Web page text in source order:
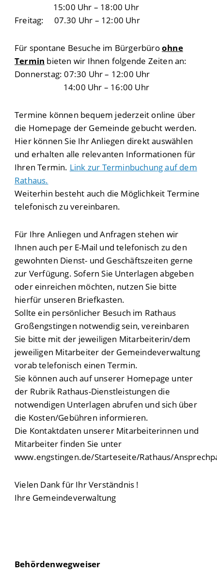
15:00 Uhr – 18:00 Uhr
Freitag: 07.30 Uhr – 12:00 Uhr
Für spontane Besuche im Bürgerbüroohne
Termin bieten wir Ihnen folgende Zeiten an:
Donnerstag: 07:30 Uhr – 12:00 Uhr
14:00 Uhr – 16:00 Uhr
Termine können bequem jederzeit online über
die Homepage der Gemeinde gebucht werden.
Hier können Sie Ihr Anliegen direkt auswählen
und erhalten alle relevanten Informationen für
Ihren Termin. Link zur Terminbuchung auf dem
Rathaus.
Weiterhin besteht auch die Möglichkeit Termine
telefonisch zu vereinbaren.
Für Ihre Anliegen und Anfragen stehen wir
Ihnen auch per E-Mail und telefonisch zu den
gewohnten Dienst- und Geschäftszeiten gerne
zur Verfügung. Sofern Sie Unterlagen abgeben
oder einreichen möchten, nutzen Sie bitte
hierfür unseren Briefkasten.
Sollte ein persönlicher Besuch im Rathaus
Großengstingen notwendig sein, vereinbaren
Sie bitte mit der jeweiligen Mitarbeiterin/dem
jeweiligen Mitarbeiter der Gemeindeverwaltung
vorab telefonisch einen Termin.
Sie können auch auf unserer Homepage unter
der Rubrik Rathaus-Dienstleistungen die
notwendigen Unterlagen abrufen und sich über
die Kosten/Gebühren informieren.
Die Kontaktdaten unserer Mitarbeiterinnen und
Mitarbeiter finden Sie unter
www.engstingen.de/Starteseite/Rathaus/
Vielen Dank für Ihr Verständnis !
Ihre Gemeindeverwaltung
Behördenwegweiser